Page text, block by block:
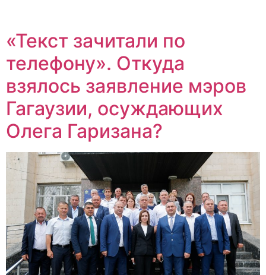
«Текст зачитали по
телефону». Откуда
взялось заявление мэров
Гагаузии, осуждающих
Олега Гаризана?